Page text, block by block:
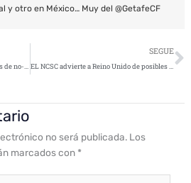
y otro en México… Muy del @GetafeCF
Informe de tendencias de los seguros de no-vida 2022￼
SEGUE
EL NCSC advierte a Reino Unido de posibles ciberataques rusos
no será publicada. Los
marcados con *